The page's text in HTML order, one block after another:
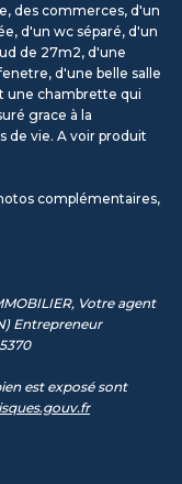
des commerces, d'un
d'un wc séparé, d'un
de 27m2, d'une
d'une belle salle
une chambrette qui
grace à la
de vie. A voir produit
complémentaires,
Votre agent
Entrepreneur
est exposé sont